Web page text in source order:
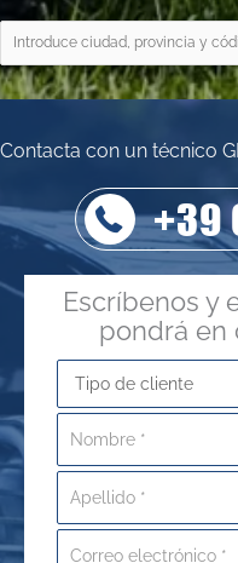
Contacta con un técnico
+39
Escríbenos y
pondrá en